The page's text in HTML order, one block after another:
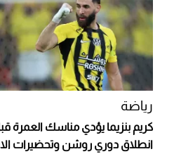
رياضة
كريم بنزيما يؤدي مناسك العمرة
انطلاق دوري روشن وتحضيرات